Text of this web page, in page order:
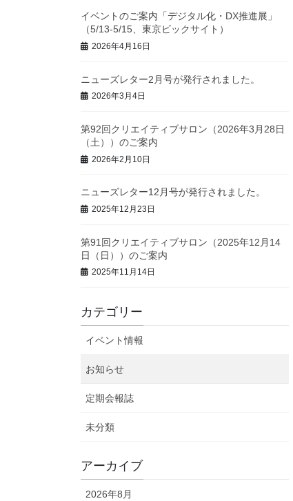
イベントのご案内「デジタル化・DX推進展」
（5/13-5/15、東京ビックサイト）
2026年4月16日
ニューズレター2月号が発行されました。
2026年3月4日
第92回クリエイティブサロン（2026年3月28日
（土））のご案内
2026年2月10日
ニューズレター12月号が発行されました。
2025年12月23日
第91回クリエイティブサロン（2025年12月14
日（日））のご案内
2025年11月14日
カテゴリー
イベント情報
お知らせ
定期会報誌
未分類
アーカイブ
2026年8月